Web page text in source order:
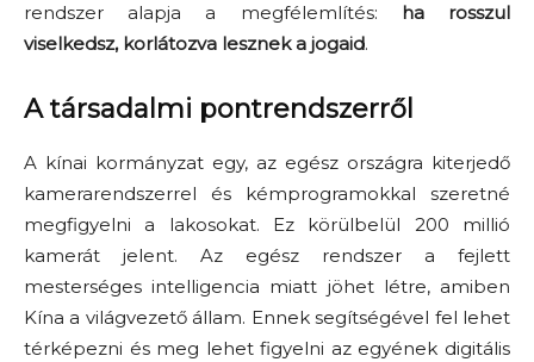
rendszer alapja a megfélemlítés: ha rosszul
viselkedsz, korlátozva lesznek a jogaid.
A társadalmi pontrendszerről
A kínai kormányzat egy, az egész országra kiterjedő
kamerarendszerrel és kémprogramokkal szeretné
megfigyelni a lakosokat. Ez körülbelül 200 millió
kamerát jelent. Az egész rendszer a fejlett
mesterséges intelligencia miatt jöhet létre, amiben
Kína a világvezető állam. Ennek segítségével fel lehet
térképezni és meg lehet figyelni az egyének digitális